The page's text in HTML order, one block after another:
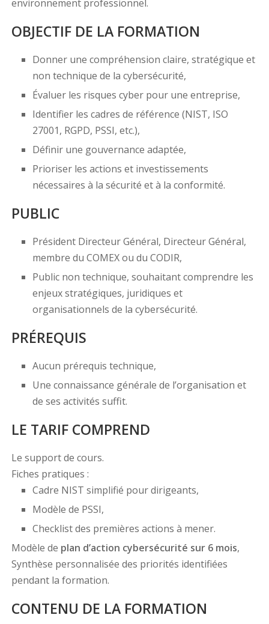
environnement professionnel.
OBJECTIF DE LA FORMATION
Donner une compréhension claire, stratégique et
non technique de la cybersécurité,
Évaluer les risques cyber pour une entreprise,
Identifier les cadres de référence (NIST, ISO
27001, RGPD, PSSI, etc.),
Définir une gouvernance adaptée,
Prioriser les actions et investissements
nécessaires à la sécurité et à la conformité.
PUBLIC
Président Directeur Général, Directeur Général,
membre du COMEX ou du CODIR,
Public non technique, souhaitant comprendre les
enjeux stratégiques, juridiques et
organisationnels de la cybersécurité.
PRÉREQUIS
Aucun prérequis technique,
Une connaissance générale de l’organisation et
de ses activités suffit.
LE TARIF COMPREND
Le support de cours.
Fiches pratiques :
Cadre NIST simplifié pour dirigeants,
Modèle de PSSI,
Checklist des premières actions à mener.
Modèle de plan d’action cybersécurité sur 6 mois,
Synthèse personnalisée des priorités identifiées
pendant la formation.
CONTENU DE LA FORMATION